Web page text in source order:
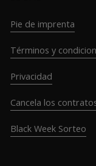
Pie de imprenta
Términos y
Privacidad
Cancela los
Black Week Sorteo